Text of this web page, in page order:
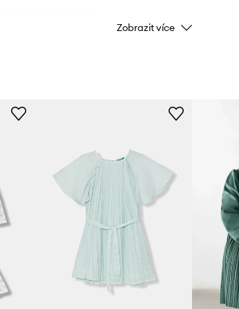
nebo kulatý výstřih.
Značka
ID produktu
Zobrazit více